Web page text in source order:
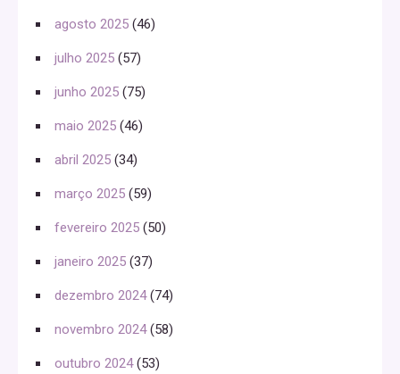
agosto 2025 (46)
julho 2025 (57)
junho 2025 (75)
maio 2025 (46)
abril 2025 (34)
março 2025 (59)
fevereiro 2025 (50)
janeiro 2025 (37)
dezembro 2024(74)
novembro 2024(58)
outubro 2024(53)